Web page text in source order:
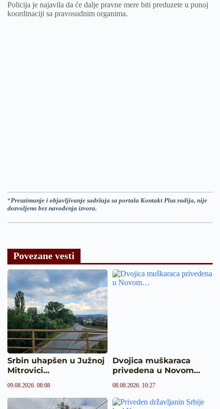
Policija je najavila da će dalje pravne mere biti preduzete u punoj
koordinaciji sa pravosudnim organima.
*Preuzimanje i objavljivanje sadržaja sa portala Kontakt Plus radija, nije
dozvoljeno bez navođenja izvora.
Povezane vesti
Srbin uhapšen u Južnoj
Mitrovici…
09.08.2026. 08:08
Dvojica muškaraca
privedena u Novom…
08.08.2026. 10:27